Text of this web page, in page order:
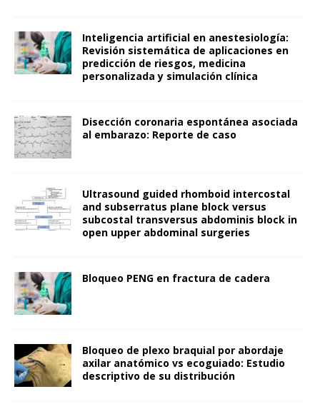
Inteligencia artificial en anestesiología:
Revisión sistemática de aplicaciones en
predicción de riesgos, medicina
personalizada y simulación clínica
Disección coronaria espontánea asociada
al embarazo: Reporte de caso
Ultrasound guided rhomboid intercostal
and subserratus plane block versus
subcostal transversus abdominis block in
open upper abdominal surgeries
Bloqueo PENG en fractura de cadera
Bloqueo de plexo braquial por abordaje
axilar anatómico vs ecoguiado: Estudio
descriptivo de su distribución